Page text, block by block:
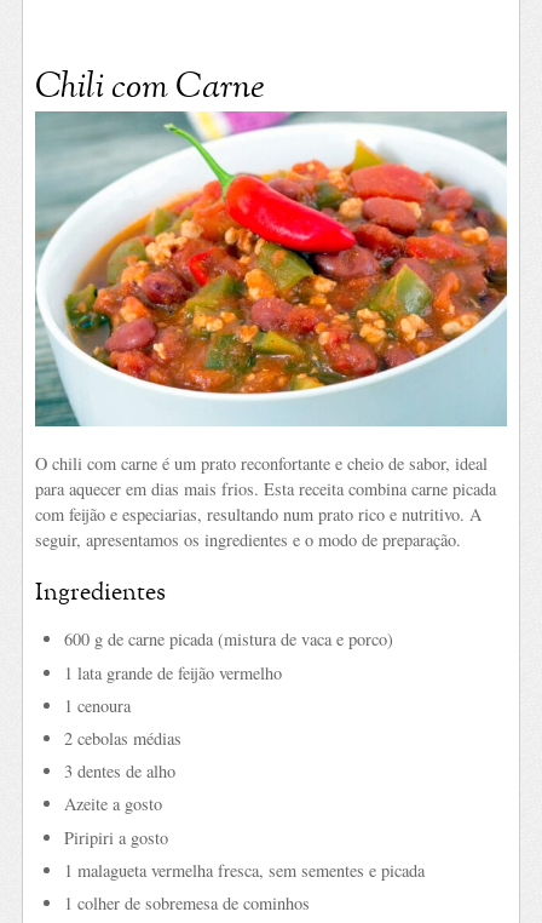
Chili com Carne
O chili com carne é um prato reconfortante e cheio de sabor, ideal
para aquecer em dias mais frios. Esta receita combina carne picada
com feijão e especiarias, resultando num prato rico e nutritivo. A
seguir, apresentamos os ingredientes e o modo de preparação.
Ingredientes
600 g de carne picada (mistura de vaca e porco)
1 lata grande de feijão vermelho
1 cenoura
2 cebolas médias
3 dentes de alho
Azeite a gosto
Piripiri a gosto
1 malagueta vermelha fresca, sem sementes e picada
1 colher de sobremesa de cominhos